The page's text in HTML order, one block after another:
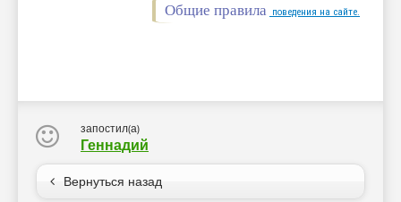
Общие правила поведения на сайте.
запостил(а)
Геннадий
Вернуться назад